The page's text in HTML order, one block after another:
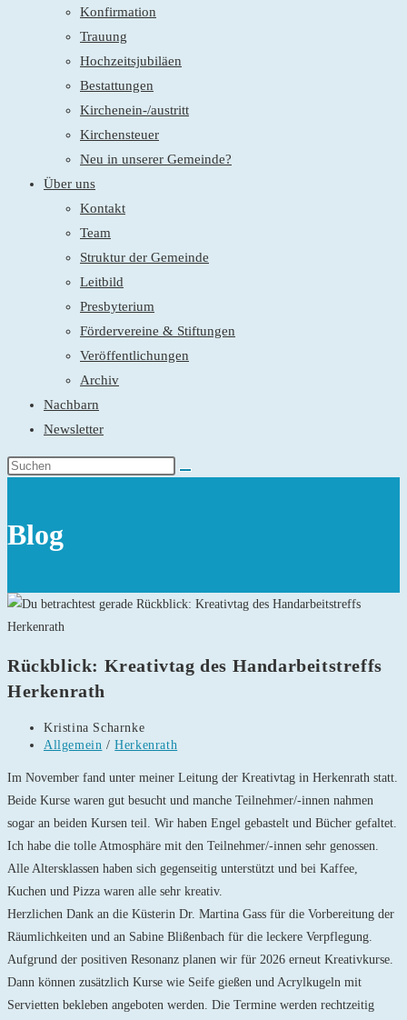
Konfirmation
Trauung
Hochzeitsjubiläen
Bestattungen
Kirchenein-/austritt
Kirchensteuer
Neu in unserer Gemeinde?
Über uns
Kontakt
Team
Struktur der Gemeinde
Leitbild
Presbyterium
Fördervereine & Stiftungen
Veröffentlichungen
Archiv
Nachbarn
Newsletter
Blog
Rückblick: Kreativtag des Handarbeitstreffs
Herkenrath
Beitrags-
Autor:
Kristina Scharnke
Beitrags-
Allgemein / Herkenrath
Im November fand unter meiner Leitung der Kreativtag in Herkenrath statt.
Beide Kurse waren gut besucht und manche Teilnehmer/-innen nahmen
sogar an beiden Kursen teil. Wir haben Engel gebastelt und Bücher gefaltet.
Ich habe die tolle Atmosphäre mit den Teilnehmer/-innen sehr genossen.
Alle Altersklassen haben sich gegenseitig unterstützt und bei Kaffee,
Kuchen und Pizza waren alle sehr kreativ.
Herzlichen Dank an die Küsterin Dr. Martina Gass für die Vorbereitung der
Räumlichkeiten und an Sabine Blißenbach für die leckere Verpflegung.
Aufgrund der positiven Resonanz planen wir für 2026 erneut Kreativkurse.
Dann können zusätzlich Kurse wie Seife gießen und Acrylkugeln mit
Servietten bekleben angeboten werden. Die Termine werden rechtzeitig